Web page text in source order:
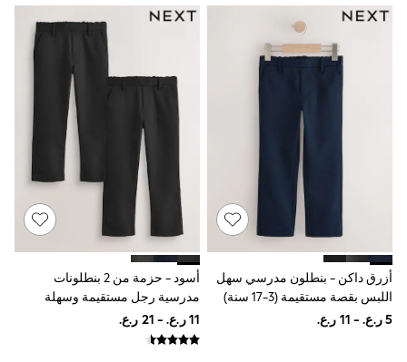
Leggings
Shorts
Joggers
adidas
Shoes
Coats & Jackets
Bags & Accessories
Shirts
Polo Shirts
Shop all
Shoes
Coats & Jackets
Bags
Polo Shirts
Blue
Black
White
أزرق داكن - بنطلون مدرسي سهل
اللبس بقصة مستقيمة (3-17 سنة)
أسود - حزمة من 2 بنطلونات
مدرسية رجل مستقيمة وسهلة
اللبس بحزام مطاطي (3-17سنة)